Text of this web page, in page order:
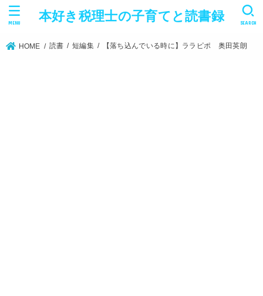
本好き税理士の子育てと読書録 SEARCH
MENU
HOME 読書 短編集 【落ち込んでいる時に】ララピポ 奥田英朗